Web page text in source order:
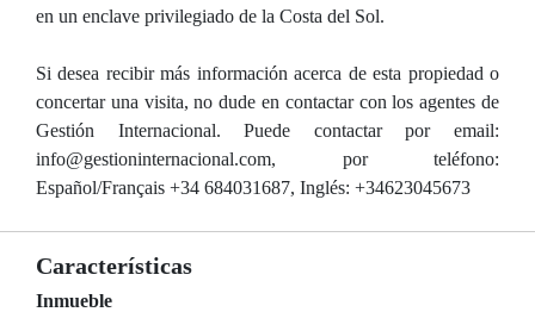
en un enclave privilegiado de la Costa del Sol.
Si desea recibir más información acerca de esta propiedad o
concertar una visita, no dude en contactar con los agentes de
Gestión Internacional. Puede contactar por email:
info@gestioninternacional.com, por teléfono:
Español/Français +34 684031687, Inglés: +34623045673
Características
Inmueble